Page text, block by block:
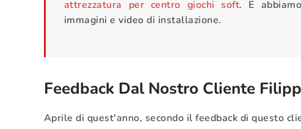
attrezzatura per centro giochi soft . E
immagini e video di installazione.
Feedback Dal Nostro Cliente
Aprile di quest'anno, secondo il feedback di questo